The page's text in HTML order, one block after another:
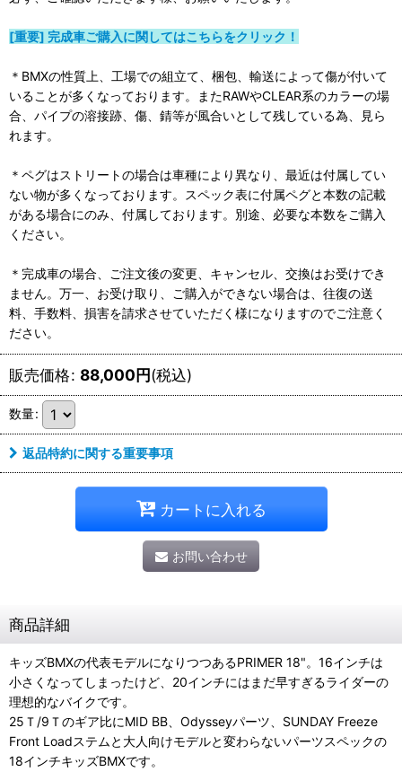
[重要] 完成車ご購入に関してはこちらをクリック！
＊BMXの性質上、工場での組立て、梱包、輸送によって傷が付いて
いることが多くなっております。またRAWやCLEAR系のカラーの場
合、パイプの溶接跡、傷、錆等が風合いとして残している為、見ら
れます。
＊ペグはストリートの場合は車種により異なり、最近は付属してい
ない物が多くなっております。スペック表に付属ペグと本数の記載
がある場合にのみ、付属しております。別途、必要な本数をご購入
ください。
＊完成車の場合、ご注文後の変更、キャンセル、交換はお受けでき
ません。万一、お受け取り、ご購入ができない場合は、往復の送
料、手数料、損害を請求させていただく様になりますのでご注意く
ださい。
販売価格: 88,000円(税込)
数量:
返品特約に関する重要事項
カートに入れる
お問い合わせ
商品詳細
キッズBMXの代表モデルになりつつあるPRIMER 18"。16インチは
小さくなってしまったけど、20インチにはまだ早すぎるライダーの
理想的なバイクです。
25Ｔ/9Ｔのギア比にMID BB、Odysseyパーツ、SUNDAY Freeze
Front Loadステムと大人向けモデルと変わらないパーツスペックの
18インチキッズBMXです。